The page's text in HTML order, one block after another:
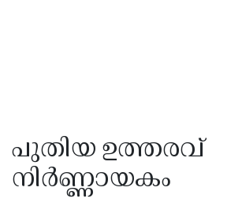
പുതിയ ഉത്തരവ്
നിർണ്ണായകം